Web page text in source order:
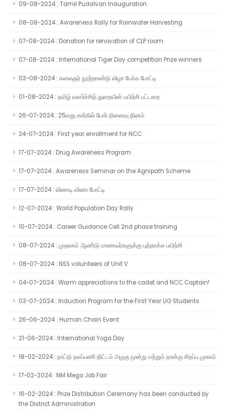
09-08-2024 : Tamil Pudalvan Inauguration
08-08-2024 : Awareness Rally for Rainwater Harvesting
07-08-2024 : Donation for renovation of CLP room
07-08-2024 : International Tiger Day competition Prize winners
03-08-2024 : கலைஞர் நூற்றாண்டு விழா பேச்சு போட்டி
01-08-2024 : தமிழ் வளர்ச்சித் துறையின் பயிற்சி பட்டறை
26-07-2024 : 25வது கார்கில் போர் நினைவு தினம்
24-07-2024 : First year enrollment for NCC
17-07-2024 : Drug Awareness Program
17-07-2024 : Awareness Seminar on the Agnipath Scheme
17-07-2024 : வினாடி வினா போட்டி
12-07-2024 : World Population Day Rally
10-07-2024 : Career Guidance Cell 2nd phase training
08-07-2024 : முதலாம் ஆண்டு மாணவர்களுக்கு புத்தாக்க பயிற்சி
08-07-2024 : NSS volunteers of Unit V
04-07-2024 : Warm appreciations to the cadet and NCC Captain!
03-07-2024 : Induction Program for the First Year UG Students
26-06-2024 : Human Chain Event
21-06-2024 : International Yoga Day
18-02-2024 : நாட்டு நலப்பணி திட்டம் அழகு மூன்று மற்றும் நான்கு சிறப்பு முகாம்
17-02-2024 : NM Mega Job Fair
16-02-2024 : Prize Distribution Ceremony has been conducted by
the District Administration